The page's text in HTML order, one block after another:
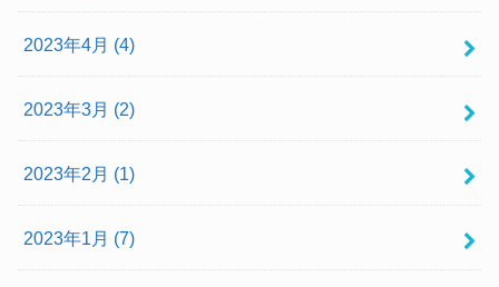
2023年4月 (4)
2023年3月 (2)
2023年2月 (1)
2023年1月 (7)